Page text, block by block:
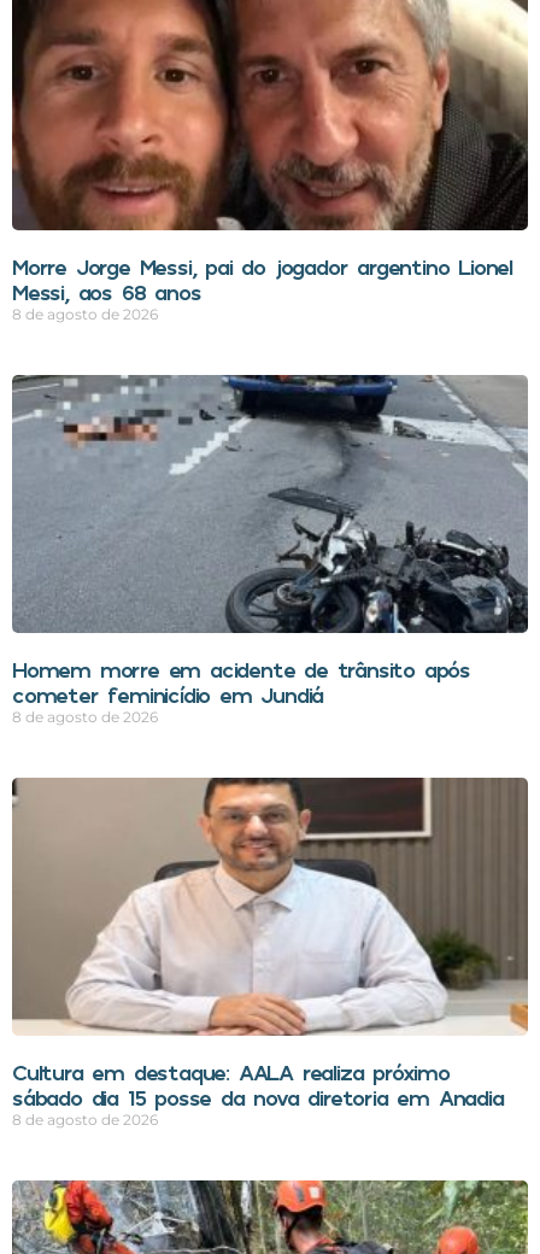
Morre Jorge Messi, pai do jogador argentino Lionel
Messi, aos 68 anos
8 de agosto de 2026
Homem morre em acidente de trânsito após
cometer feminicídio em Jundiá
8 de agosto de 2026
Cultura em destaque: AALA realiza próximo
sábado dia 15 posse da nova diretoria em Anadia
8 de agosto de 2026